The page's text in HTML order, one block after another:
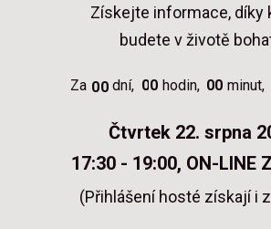
Získejte informace, díky
budete v životě
Za 00 dní 00 hodin 00 minut
Čtvrtek 22. srpna
17:30 - 19:00, ON-LINE
(Přihlášení hosté získají i